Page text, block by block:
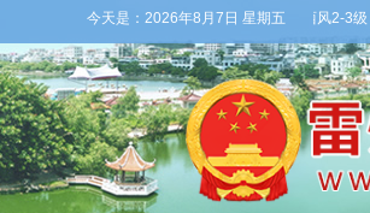
今天是： 2026年8月7日 星期五
今晚到明天白天，多云，局部有雷阵雨，偏西风2-3